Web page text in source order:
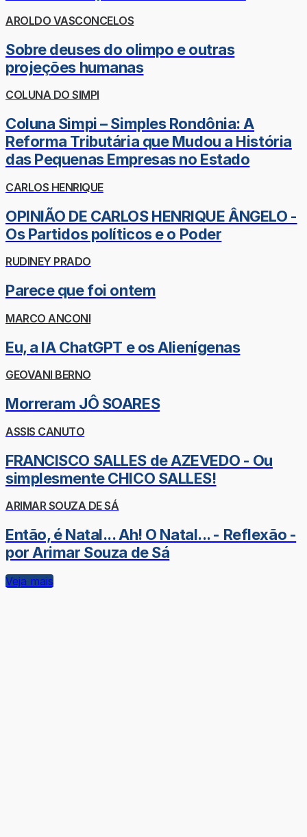
AROLDO VASCONCELOS
Sobre deuses do olimpo e outras
projeções humanas
COLUNA DO SIMPI
Coluna Simpi – Simples Rondônia: A
Reforma Tributária que Mudou a História
das Pequenas Empresas no Estado
CARLOS HENRIQUE
OPINIÃO DE CARLOS HENRIQUE ÂNGELO -
Os Partidos políticos e o Poder
RUDINEY PRADO
Parece que foi ontem
MARCO ANCONI
Eu, a IA ChatGPT e os Alienígenas
GEOVANI BERNO
Morreram JÔ SOARES
ASSIS CANUTO
FRANCISCO SALLES de AZEVEDO - Ou
simplesmente CHICO SALLES!
ARIMAR SOUZA DE SÁ
Então, é Natal... Ah! O Natal... - Reflexão -
por Arimar Souza de Sá
Veja mais